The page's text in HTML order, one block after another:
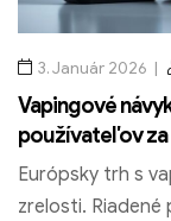
MOTI
3. Január 2026
Vapingové
používateľov
Európsky trh s
zrelosti. Riadené